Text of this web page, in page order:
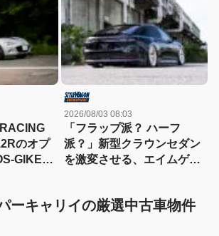
のオプ
GIKEN
2026/08/03 08:03
「フラップ派？ ハーフ
派？」新型クラウンセダン
を激変させる、エイムゲイ
ーキャリイの厳選中古車物件